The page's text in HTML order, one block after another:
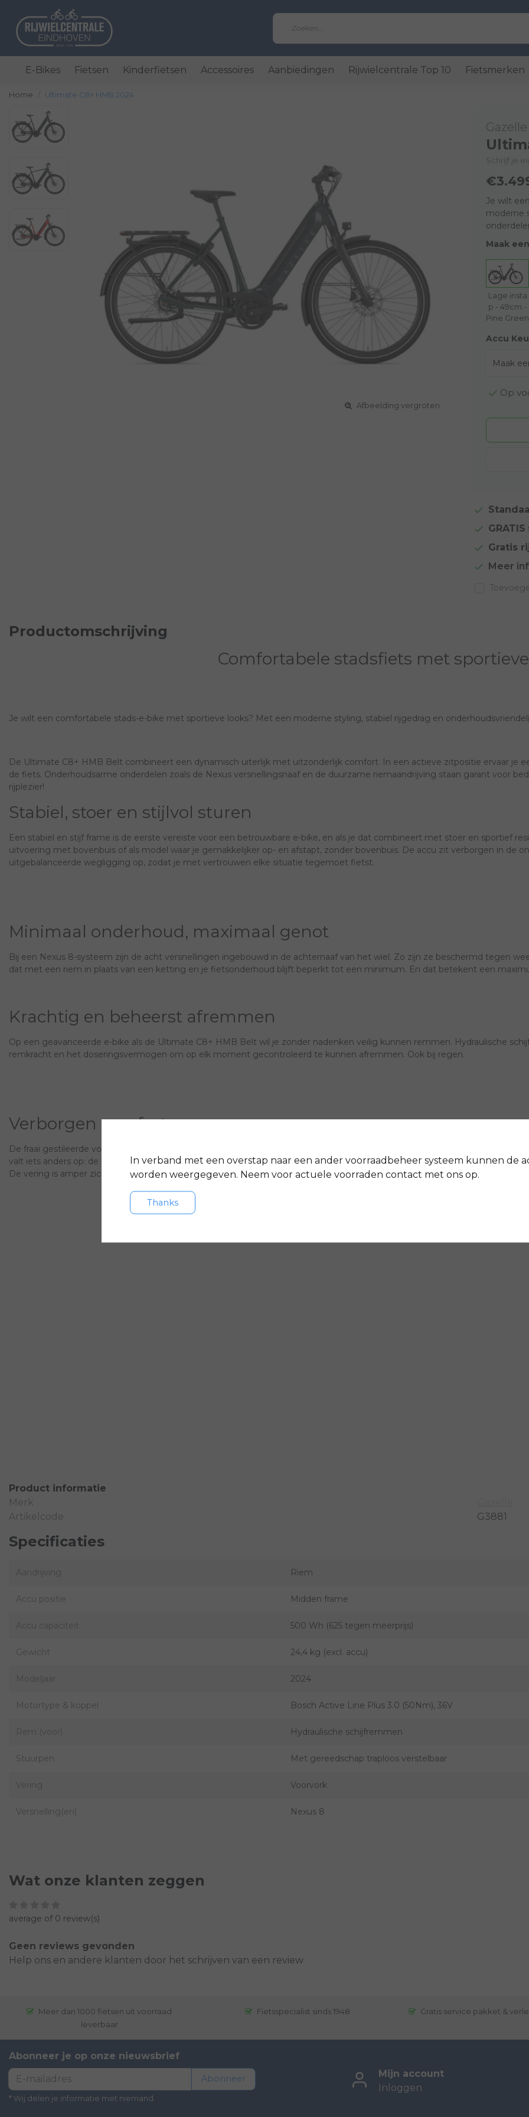
E-Bikes Fietsen Kinderfietsen Accessoires Aanbiedingen Rijwielcentrale Top 10 Fietsmerken
Home Ultimate C8+ HMB 2024
Afbeelding vergroten
Gazelle
Schrijf je
Je wilt
moderne
Maak
Lage insta
p - 49cm -
Pine Green
Accu
Op
GRATIS
Gratis
Meer
Productomschrijving
Comfortabele stadsfiets met
Je wilt een comfortabele stads-e-bike met sportieve looks? Met een moderne styling, stabiel rijgedrag en
De Ultimate C8+ HMB Belt combineert een dynamisch uiterlijk met uitzonderlijk comfort. In een actieve zitpositie ervaar je
de fiets. Onderhoudsarme onderdelen zoals de Nexus versnellingsnaaf en de duurzame riemaandrijving staan garant voor
rijplezier!
Stabiel, stoer en stijlvol sturen
Een stabiel en stijf frame is de eerste vereiste voor een betrouwbare e-bike, en als je dat combineert met stoer en sportief
uitvoering met bovenbuis of als model waar je gemakkelijker op- en afstapt, zonder bovenbuis. De accu zit verborgen in de
uitgebalanceerde wegligging op, zodat je met vertrouwen elke situatie tegemoet fietst.
Minimaal onderhoud, maximaal genot
Bij een Nexus 8-systeem zijn de acht versnellingen ingebouwd in de achternaaf van het wiel. Zo zijn ze beschermd tegen
dat met een riem in plaats van een ketting en je fietsonderhoud blijft beperkt tot een minimum. En dat betekent een
Krachtig en beheerst afremmen
Op een geavanceerde e-bike als de Ultimate C8+ HMB Belt wil je zonder nadenken veilig kunnen remmen. Hydraulische
remkracht en het doseringsvermogen om op elk moment gecontroleerd te kunnen afremmen. Ook bij regen.
Verborgen comfort
De fraai gestileerde voorvork van de Ultimate is op het eerste oog een logische aanvulling op het strakke design. Samen
valt iets anders op: de harmonicaverbinding tussen frame en vork. Onder het rubber bevindt zich een geïntegreerde
De vering is amper zichtbaar, maar des te meer voelbaar. Verborgen comfort noemen we dat.
Efficiënte ingebouwde energiebron
Product informatie
Merk
Artikelcode
G3881
Specificaties
Aandrijving Riem
Accu positie Midden frame
Accu capaciteit 500 Wh (625 tegen meerprijs)
Gewicht 24,4 kg (excl. accu)
Modeljaar 2024
Motortype & koppel Bosch Active Line Plus 3.0 (50Nm), 36V
Rem (voor) Hydraulische schijfremmen
Stuurpen Met gereedschap traploos verstelbaar
Vering Voorvork
Versnelling(en) Nexus 8
Wat onze klanten zeggen
average of 0 review(s)
Geen reviews gevonden
Help ons en andere klanten door het schrijven van een review
Meer dan 1000 fietsen uit voorraad
leverbaar
Fietsspecialist sinds 1948 Gratis service pakket &
Abonneer je op onze nieuwsbrief
Abonneer
* Wij delen je informatie met niemand.
Mijn account
Inloggen
In verband met een overstap naar een ander voorraadbeheer systeem kunnen de
worden weergegeven. Neem voor actuele voorraden contact met ons op.
Thanks